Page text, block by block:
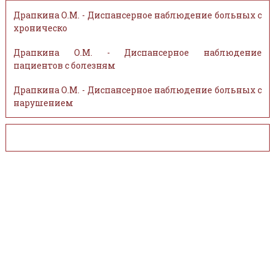
Драпкина О.М. - Диспансерное наблюдение больных с
хроническо
Драпкина О.М. - Диспансерное наблюдение
пациентов с болезням
Драпкина О.М. - Диспансерное наблюдение больных с
нарушением